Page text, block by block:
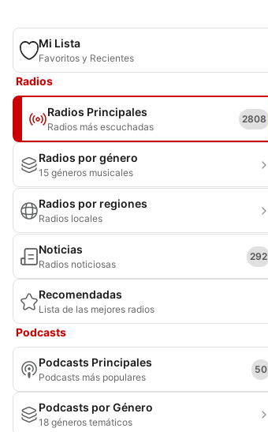
Mi Lista
Favoritos y Recientes
Radios
Radios Principales
Radios más escuchadas
2808
Radios por género
15 géneros musicales
Radios por regiones
Radios locales
Noticias
Radios noticiosas
292
Recomendadas
Lista de las mejores radios
Podcasts
Podcasts Principales
Podcasts más populares
50
Podcasts por Género
18 géneros temáticos